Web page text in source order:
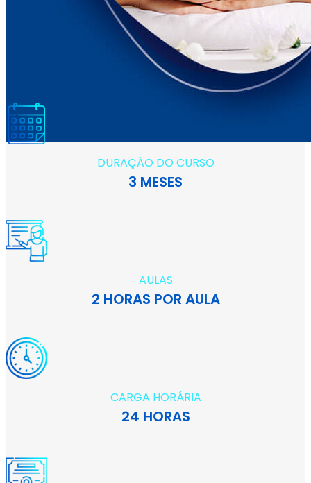
DURAÇÃO DO CURSO
3 MESES
AULAS
2 HORAS POR AULA
CARGA HORÁRIA
24 HORAS